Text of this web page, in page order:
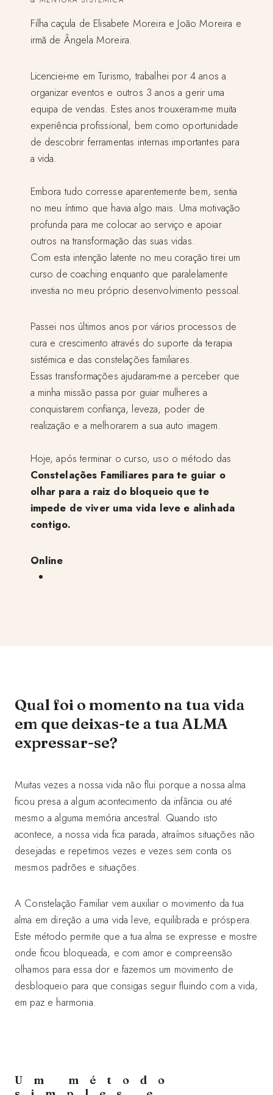
Filha caçula de Elisabete Moreira e João Moreira e
irmã de Ângela Moreira.
Licenciei-me em Turismo, trabalhei por 4 anos a
organizar eventos e outros 3 anos a gerir uma
equipa de vendas. Estes anos trouxeram-me muita
experiência profissional, bem como oportunidade
de descobrir ferramentas internas importantes para
a vida.
Embora tudo corresse aparentemente bem, sentia
no meu íntimo que havia algo mais. Uma motivação
profunda para me colocar ao serviço e apoiar
outros na transformação das suas vidas.
Com esta intenção latente no meu coração tirei um
curso de coaching enquanto que paralelamente
investia no meu próprio desenvolvimento pessoal.
Passei nos últimos anos por vários processos de
cura e crescimento através do suporte da terapia
sistémica e das constelações familiares.
Essas transformações ajudaram-me a perceber que
a minha missão passa por guiar mulheres a
conquistarem confiança, leveza, poder de
realização e a melhorarem a sua auto imagem.
Hoje, após terminar o curso, uso o método das
Constelações Familiares para te guiar o
olhar para a raiz do bloqueio que te
impede de viver uma vida leve e alinhada
contigo.
Online
Qual foi o momento na tua vida
em que deixas-te a tua ALMA
expressar-se?
Muitas vezes a nossa vida não flui porque a nossa alma
ficou presa a algum acontecimento da infância ou até
mesmo a alguma memória ancestral. Quando isto
acontece, a nossa vida fica parada, atraímos situações não
desejadas e repetimos vezes e vezes sem conta os
mesmos padrões e situações.
A Constelação Familiar vem auxiliar o movimento da tua
alma em direção a uma vida leve, equilibrada e próspera.
Este método permite que a tua alma se expresse e mostre
onde ficou bloqueada, e com amor e compreensão
olhamos para essa dor e fazemos um movimento de
desbloqueio para que consigas seguir fluindo com a vida,
em paz e harmonia.
Um método